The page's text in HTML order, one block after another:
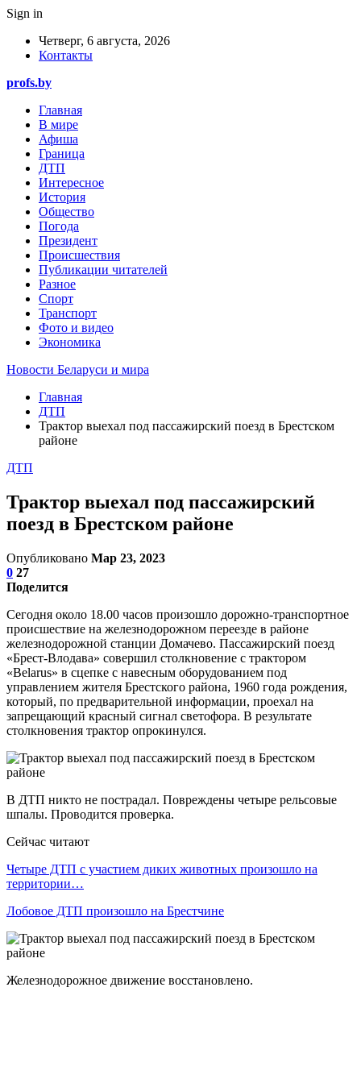
Sign in
Четверг, 6 августа, 2026
Контакты
profs.by
Главная
В мире
Афиша
Граница
ДТП
Интересное
История
Общество
Погода
Президент
Происшествия
Публикации читателей
Разное
Спорт
Транспорт
Фото и видео
Экономика
Новости Беларуси и мира
Главная
ДТП
Трактор выехал под пассажирский поезд в Брестском
районе
ДТП
Трактор выехал под пассажирский
поезд в Брестском районе
Опубликовано Мар 23, 2023
0 27
Поделится
Сегодня около 18.00 часов произошло дорожно-транспортное
происшествие на железнодорожном переезде в районе
железнодорожной станции Домачево. Пассажирский поезд
«Брест-Влодава» совершил столкновение с трактором
«Belarus» в сцепке с навесным оборудованием под
управлением жителя Брестского района, 1960 года рождения,
который, по предварительной информации, проехал на
запрещающий красный сигнал светофора. В результате
столкновения трактор опрокинулся.
В ДТП никто не пострадал. Повреждены четыре рельсовые
шпалы. Проводится проверка.
Сейчас читают
Четыре ДТП с участием диких животных произошло на
территории…
Лобовое ДТП произошло на Брестчине
Железнодорожное движение восстановлено.